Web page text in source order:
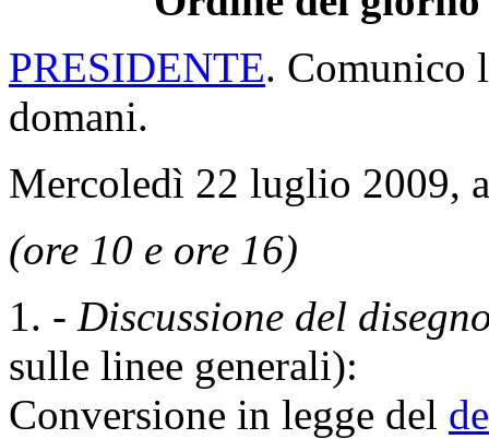
PRESIDENTE. Comunico
domani.
Mercoledì 22 luglio 2009,
(ore 10 e ore 16)
1. - Discussione del
sulle linee generali):
Conversione in legge del